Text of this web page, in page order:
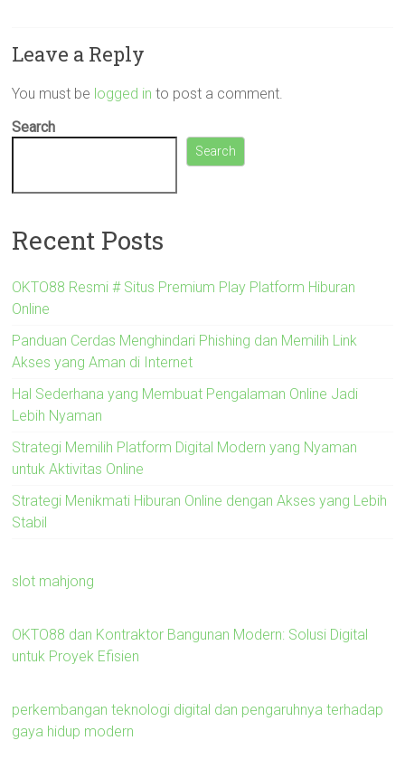
Leave a Reply
You must be logged in to post a comment.
Search
Search
Recent Posts
OKTO88 Resmi # Situs Premium Play Platform Hiburan
Online
Panduan Cerdas Menghindari Phishing dan Memilih Link
Akses yang Aman di Internet
Hal Sederhana yang Membuat Pengalaman Online Jadi
Lebih Nyaman
Strategi Memilih Platform Digital Modern yang Nyaman
untuk Aktivitas Online
Strategi Menikmati Hiburan Online dengan Akses yang Lebih
Stabil
slot mahjong
OKTO88 dan Kontraktor Bangunan Modern: Solusi Digital
untuk Proyek Efisien
perkembangan teknologi digital dan pengaruhnya terhadap
gaya hidup modern